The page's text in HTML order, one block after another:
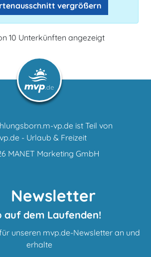
vergrößern
10 Unterkünften angezeigt
vp.de ist Teil von
- Urlaub & Freizeit
MANET Marketing GmbH
Newsletter
auf dem Laufenden!
unseren mvp.de-Newsletter an und
erhalte